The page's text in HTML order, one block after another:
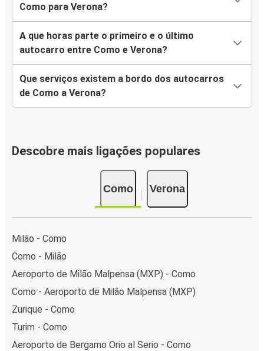
Como para Verona?
A que horas parte o primeiro e o último
autocarro entre Como e Verona?
Que serviços existem a bordo dos autocarros
de Como a Verona?
Descobre mais ligações populares
Como Verona
Milão - Como
Como - Milão
Aeroporto de Milão Malpensa (MXP) - Como
Como - Aeroporto de Milão Malpensa (MXP)
Zurique - Como
Turim - Como
Aeroporto de Bergamo Orio al Serio - Como